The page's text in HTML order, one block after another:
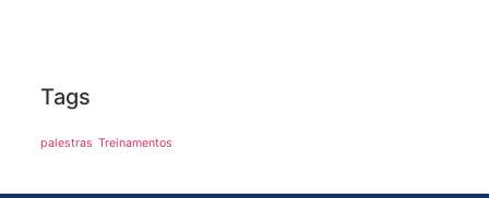
Tags
palestras Treinamentos